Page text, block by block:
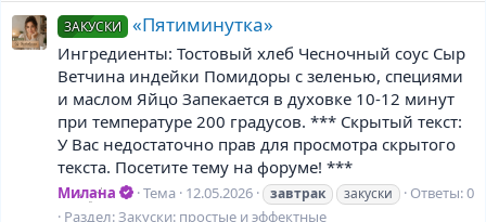
ЗАКУСКИ «Пятиминутка»
Ингредиенты: Тостовый хлеб Чесночный соус Сыр
Ветчина индейки Помидоры с зеленью, специями
и маслом Яйцо Запекается в духовке 10-12 минут
при температуре 200 градусов. *** Скрытый текст:
У Вас недостаточно прав для просмотра скрытого
текста. Посетите тему на форуме! ***
Милана Тема 12.05.2026 завтрак закуски
Ответы: 0
Раздел: Закуски: простые и эффектные